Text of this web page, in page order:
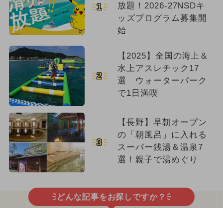
1
放題！2026-27NSDキ
ッズプログラム募集開
始
2
【2025】全国の海上＆
水上アスレチック17
選 ウォーターパーク
で1日満喫
3
【長野】早朝オープン
の「朝風呂」に入れる
スーパー銭湯＆温泉7
選！親子で湯めぐり
どんな記事をお探しですか？